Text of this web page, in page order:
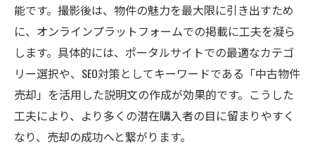
能です。撮影後は、物件の魅力を最大限に引き出すため
に、オンラインプラットフォームでの掲載に工夫を凝ら
します。具体的には、ポータルサイトでの最適なカテゴ
リー選択や、SEO対策としてキーワードである「中古物件
売却」を活用した説明文の作成が効果的です。こうした
工夫により、より多くの潜在購入者の目に留まりやすく
なり、売却の成功へと繋がります。